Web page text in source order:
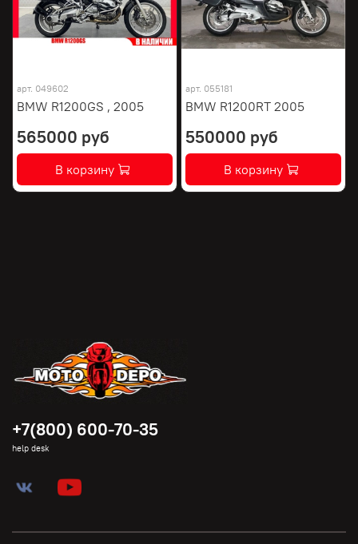
арт. 049602
BMW R1200GS , 2005
565000 руб
В корзину
арт. 055181
BMW R1200RT 2005
550000 руб
В корзину
+7(800) 600-70-35
help desk